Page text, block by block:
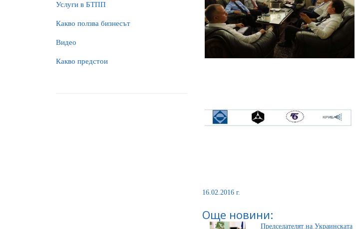
Услуги в БТПП
Какво ползва бизнесът
Видео
Какво предстои
16.02.2016 г.
Още новини:
Председателят на Украинската